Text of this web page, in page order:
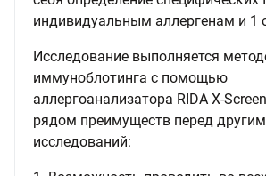
индивидуальным аллергенам и 1
Исследование выполняется
иммуноблотинга с помощью
аллергоанализатора RIDA Х-
рядом преимуществ перед
исследований: